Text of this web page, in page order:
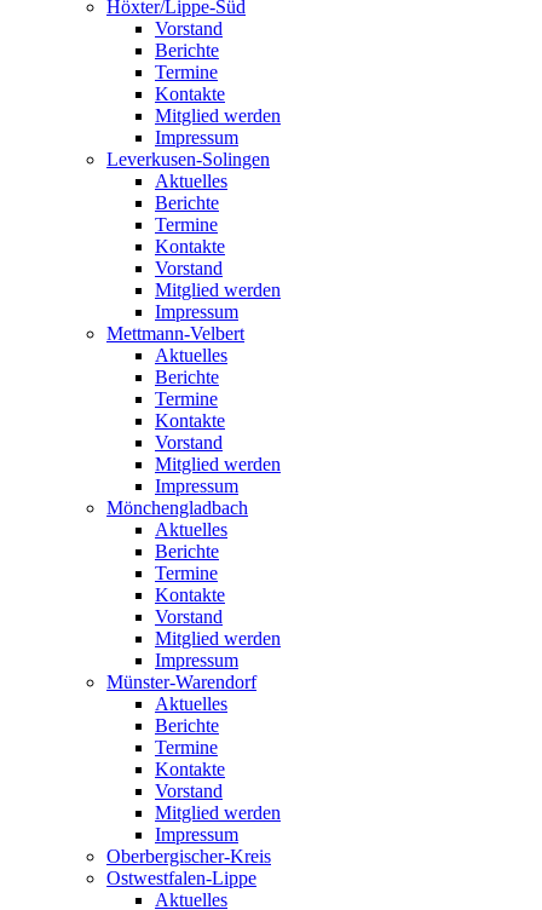
Höxter/Lippe-Süd
Vorstand
Berichte
Termine
Kontakte
Mitglied werden
Impressum
Leverkusen-Solingen
Aktuelles
Berichte
Termine
Kontakte
Vorstand
Mitglied werden
Impressum
Mettmann-Velbert
Aktuelles
Berichte
Termine
Kontakte
Vorstand
Mitglied werden
Impressum
Mönchengladbach
Aktuelles
Berichte
Termine
Kontakte
Vorstand
Mitglied werden
Impressum
Münster-Warendorf
Aktuelles
Berichte
Termine
Kontakte
Vorstand
Mitglied werden
Impressum
Oberbergischer-Kreis
Ostwestfalen-Lippe
Aktuelles